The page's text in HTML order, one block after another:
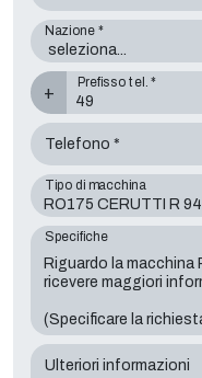
Nazione *
+
Prefisso tel. *
Telefono *
Tipo di macchina
Specifiche
Ulteriori informazioni